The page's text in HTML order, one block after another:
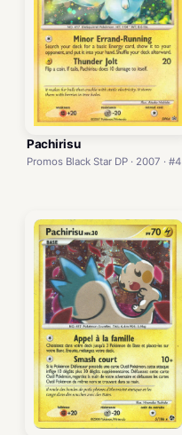
Pachirisu
Promos Black Star DP · 2007 · #4